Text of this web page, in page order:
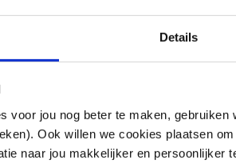
Details
voor jou nog beter te maken,
Ook willen we cookies plaatsen
naar jou makkelijker en persoonlijker